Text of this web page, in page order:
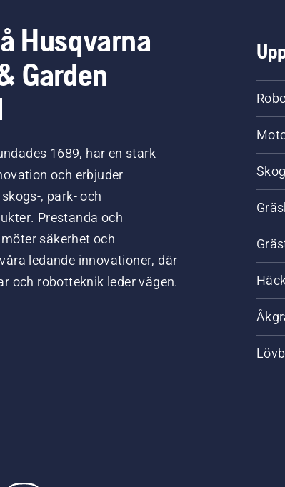
Husqvarna
Garden
1689, har en stark
och erbjuder
, park- och
Prestanda och
säkerhet och
ledande innovationer, där
och robotteknik leder vägen.